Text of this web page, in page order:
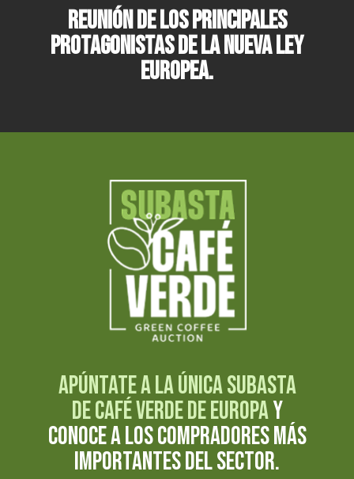
Reunión de los principales
protagonistas de la nueva ley
europea.
Apúntate a la única subasta
de café verde de Europay
conoce a los compradores más
importantes del sector.